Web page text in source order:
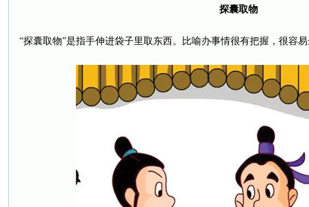
探囊取物
“探囊取物”是指手伸进袋子里取东西。比喻办事情很有把握，很容